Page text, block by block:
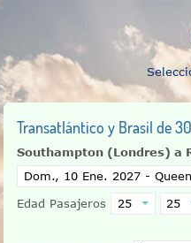
Transatlántico y Brasil de
Southampton (Londres) a
Edad Pasajeros